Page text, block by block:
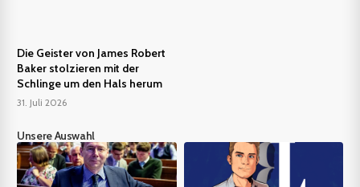
Die Geister von James Robert
Baker stolzieren mit der
Schlinge um den Hals herum
31. Juli 2026
Unsere Auswahl